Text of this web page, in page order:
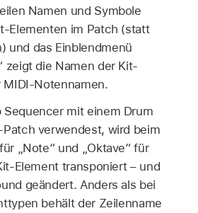
Namen und Symbole
Elementen im Patch (statt
und das Einblendmenü
zeigt die Namen der Kit-
Notennamen.
Sequencer mit einem Drum
verwendest, wird beim
„Note“ und „Oktave“ für
Element transponiert – und
geändert. Anders als bei
behält der Zeilenname